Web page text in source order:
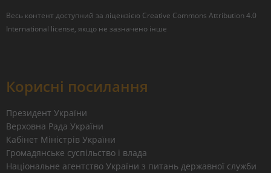
Весь контент доступний за ліцензією Creative Commons Attribution 4.0
International license, якщо не зазначено інше
Корисні посилання
Президент України
Верховна Рада України
Кабінет Міністрів України
Громадянське суспільство і влада
Національне агентство України з питань державної служби